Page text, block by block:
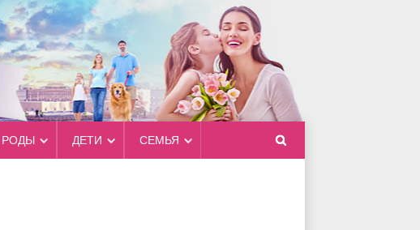
РОДЫ ДЕТИ СЕМЬЯ